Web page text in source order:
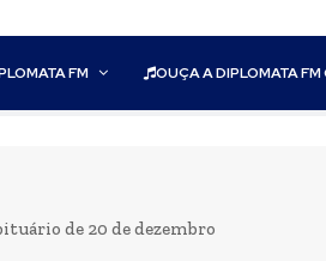
FM OUÇA A DIPLOMATA FM
de 20 de dezembro